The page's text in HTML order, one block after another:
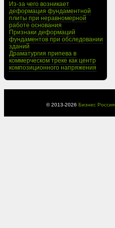
Из-за чего возникает
деформация фундаментной
плиты при неравномерной
работе основания
Признаки деформаций
фундаментов при обследовании
зданий
Драматургия припева в
коммерческом треке как центр
композиционного напряжения
© 2013-2026 Бизнес Россия